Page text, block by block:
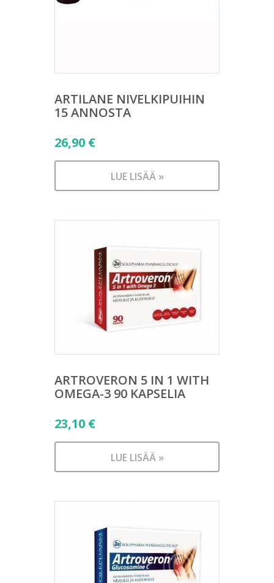
ARTILANE NIVELKIPUIHIN
15 ANNOSTA
26,90 €
LUE LISÄÄ »
ARTROVERON 5 IN 1 WITH
OMEGA-3 90 KAPSELIA
23,10 €
LUE LISÄÄ »